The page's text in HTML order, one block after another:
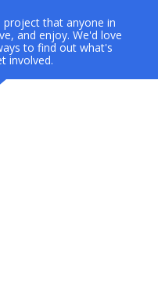
project that anyone in
and enjoy. We'd love
to find out what's
involved.